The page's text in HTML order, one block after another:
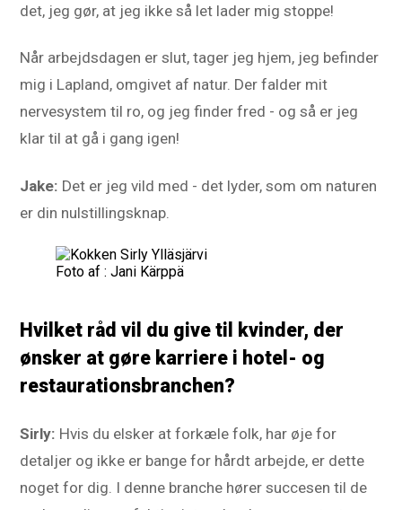
det, jeg gør, at jeg ikke så let lader mig stoppe!
Når arbejdsdagen er slut, tager jeg hjem, jeg befinder
mig i Lapland, omgivet af natur. Der falder mit
nervesystem til ro, og jeg finder fred - og så er jeg
klar til at gå i gang igen!
Jake: Det er jeg vild med - det lyder, som om naturen
er din nulstillingsknap.
Foto af : Jani Kärppä
Hvilket råd vil du give til kvinder, der
ønsker at gøre karriere i hotel- og
restaurationsbranchen?
Sirly: Hvis du elsker at forkæle folk, har øje for
detaljer og ikke er bange for hårdt arbejde, er dette
noget for dig. I denne branche hører succesen til de